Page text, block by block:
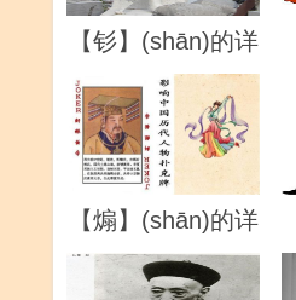
【钐】(shān)的详
解
【煽】(shān)的详
解